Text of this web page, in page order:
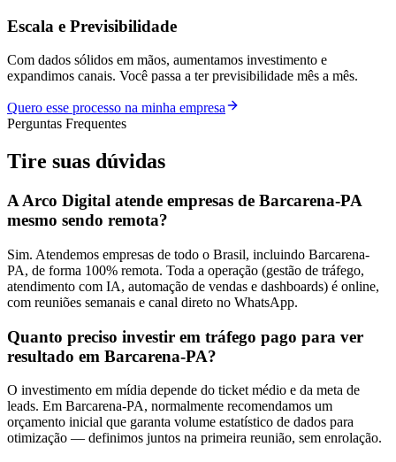
Escala e Previsibilidade
Com dados sólidos em mãos, aumentamos investimento e
expandimos canais. Você passa a ter previsibilidade mês a mês.
Quero esse processo na minha empresa
Perguntas Frequentes
Tire suas dúvidas
A Arco Digital atende empresas de Barcarena-PA
mesmo sendo remota?
Sim. Atendemos empresas de todo o Brasil, incluindo Barcarena-
PA, de forma 100% remota. Toda a operação (gestão de tráfego,
atendimento com IA, automação de vendas e dashboards) é online,
com reuniões semanais e canal direto no WhatsApp.
Quanto preciso investir em tráfego pago para ver
resultado em Barcarena-PA?
O investimento em mídia depende do ticket médio e da meta de
leads. Em Barcarena-PA, normalmente recomendamos um
orçamento inicial que garanta volume estatístico de dados para
otimização — definimos juntos na primeira reunião, sem enrolação.